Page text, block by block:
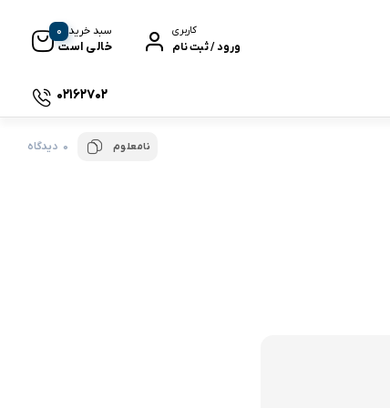
کاربری
ورود / ثبت نام
سبد خرید
خالی است
0
02162702
نامعلوم 0 دیدگاه